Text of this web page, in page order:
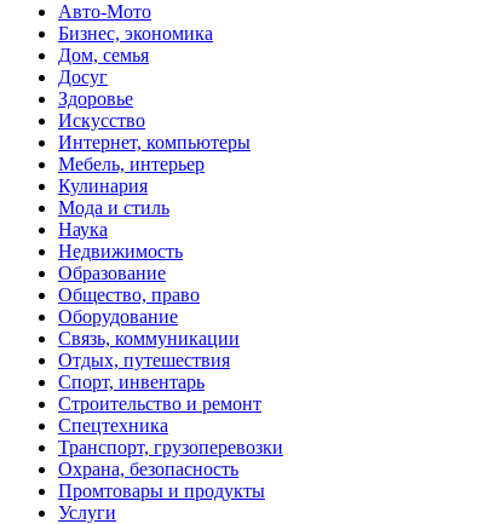
Авто-Мото
Бизнес, экономика
Дом, семья
Досуг
Здоровье
Искусство
Интернет, компьютеры
Мебель, интерьер
Кулинария
Мода и стиль
Наука
Недвижимость
Образование
Общество, право
Оборудование
Связь, коммуникации
Отдых, путешествия
Спорт, инвентарь
Строительство и ремонт
Спецтехника
Транспорт, грузоперевозки
Охрана, безопасность
Промтовары и продукты
Услуги